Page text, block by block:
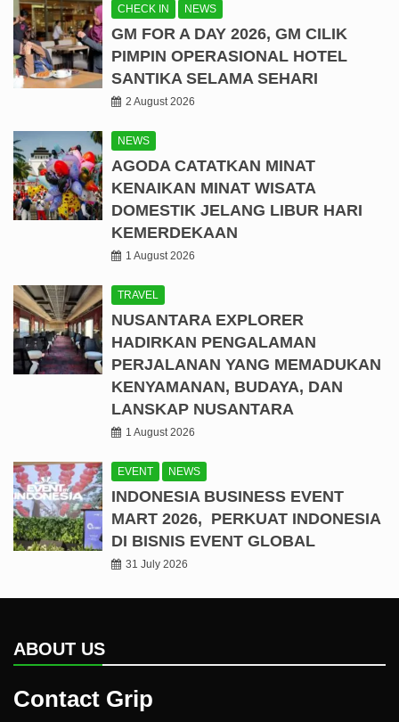
CHECK IN NEWS
GM FOR A DAY 2026, GM CILIK
PIMPIN OPERASIONAL HOTEL
SANTIKA SELAMA SEHARI
2 August 2026
NEWS
AGODA CATATKAN MINAT
KENAIKAN MINAT WISATA
DOMESTIK JELANG LIBUR HARI
KEMERDEKAAN
1 August 2026
TRAVEL
NUSANTARA EXPLORER
HADIRKAN PENGALAMAN
PERJALANAN YANG MEMADUKAN
KENYAMANAN, BUDAYA, DAN
LANSKAP NUSANTARA
1 August 2026
EVENT NEWS
INDONESIA BUSINESS EVENT
MART 2026, PERKUAT INDONESIA
DI BISNIS EVENT GLOBAL
31 July 2026
ABOUT US
Contact Grip